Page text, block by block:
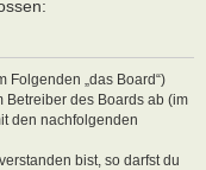
Folgenden „das Board“)
Betreiber des Boards ab (im
den nachfolgenden
bist, so darfst du